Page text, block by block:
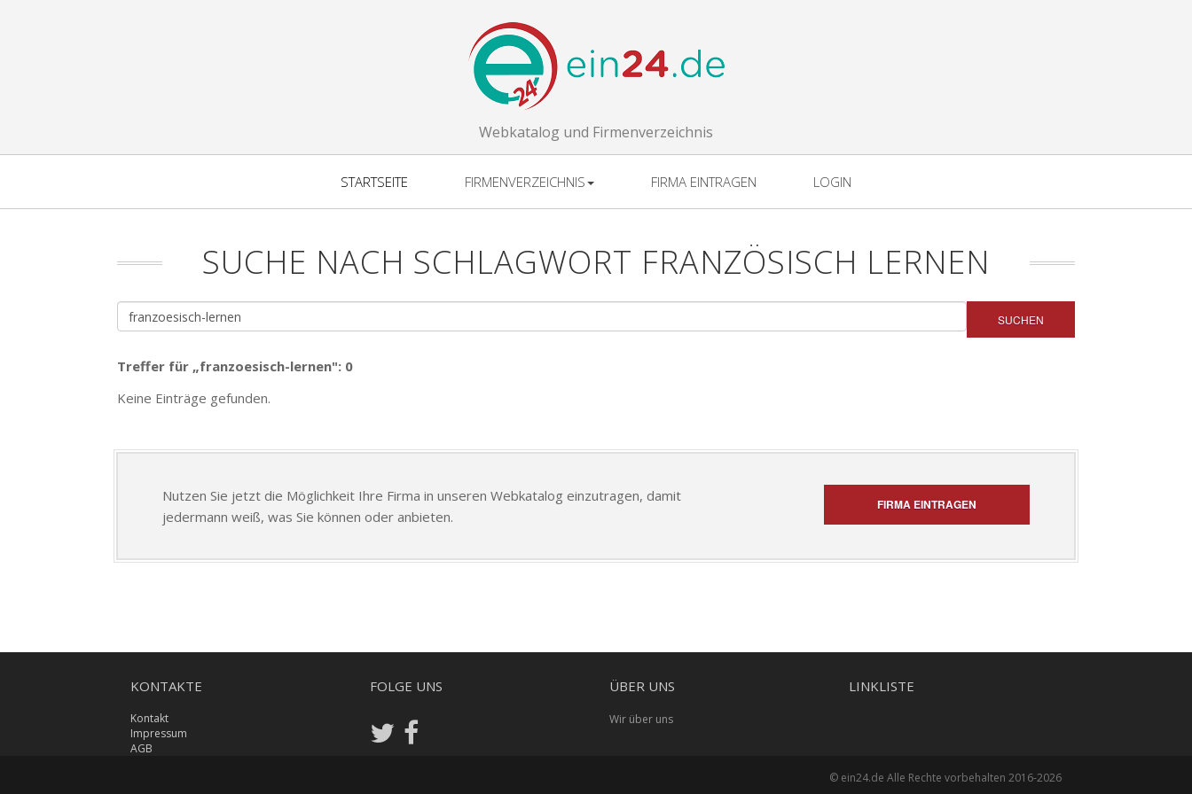
Webkatalog und Firmenverzeichnis
STARTSEITE FIRMENVERZEICHNIS FIRMA EINTRAGEN LOGIN
SUCHE NACH SCHLAGWORT FRANZÖSISCH LERNEN
SUCHEN
Treffer für „franzoesisch-lernen": 0
Keine Einträge gefunden.
Nutzen Sie jetzt die Möglichkeit Ihre Firma in unseren Webkatalog einzutragen, damit
jedermann weiß, was Sie können oder anbieten.
FIRMA EINTRAGEN
KONTAKTE
Kontakt
Impressum
AGB
FOLGE UNS ÜBER UNS
Wir über uns
LINKLISTE
© ein24.de Alle Rechte vorbehalten 2016-2026